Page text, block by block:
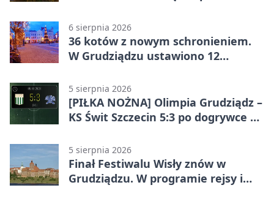
6 sierpnia 2026
36 kotów z nowym schronieniem.
W Grudziądzu ustawiono 12
5 sierpnia 2026
[PIŁKA NOŻNA] Olimpia Grudziądz –
KS Świt Szczecin 5:3 po dogrywce w
odwrócili losy meczu
5 sierpnia 2026
Finał Festiwalu Wisły znów w
Grudziądzu. W programie rejsy i